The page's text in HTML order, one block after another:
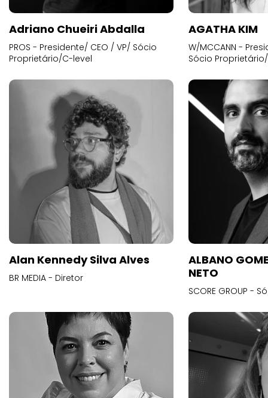
Adriano Chueiri Abdalla
PROS - Presidente/ CEO / VP/ Sócio
Proprietário/C-level
AGATHA KIM
W/MCCANN -
Sócio
Alan Kennedy Silva Alves
BR MEDIA - Diretor
ALBANO
NETO
SCORE GROUP -